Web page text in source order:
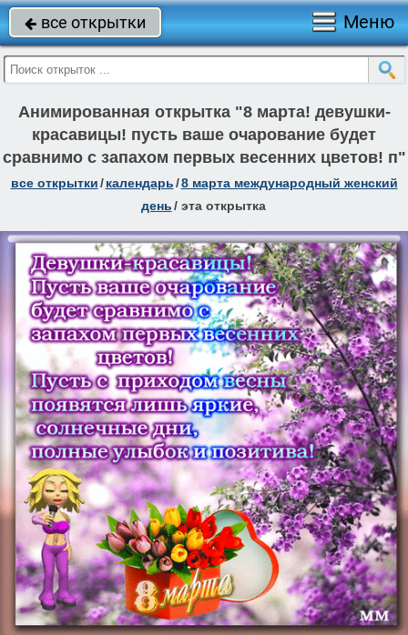
 все открытки Меню
Анимированная открытка "8 марта! девушки-
красавицы! пусть ваше очарование будет
сравнимо с запахом первых весенних цветов! п"
все открытки/ календарь/8 марта международный женский
день/ эта открытка